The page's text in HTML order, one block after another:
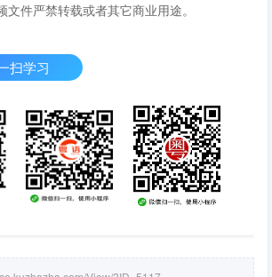
文件严禁转载或者其它商业用途。
扫学习